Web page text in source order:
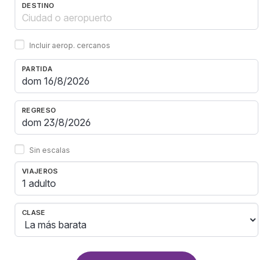
DESTINO
Incluir aerop. cercanos
PARTIDA
REGRESO
Sin escalas
VIAJEROS
1 adulto
CLASE